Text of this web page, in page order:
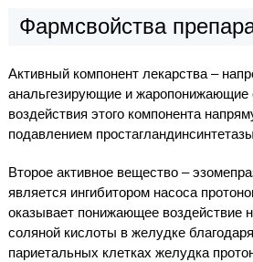
Фармсвойства
Активный компонент лекарства –
анальгезирующие и жаропонижающие
воздействия этого компонента
подавлением
Второе активное вещество –
является ингибитором насоса
оказывает понижающее воздействие
соляной кислоты в желудке
париетальных клетках желудка